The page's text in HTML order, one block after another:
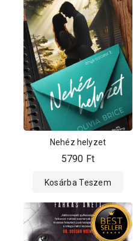
Nehéz helyzet
5790 Ft
Kosárba Teszem